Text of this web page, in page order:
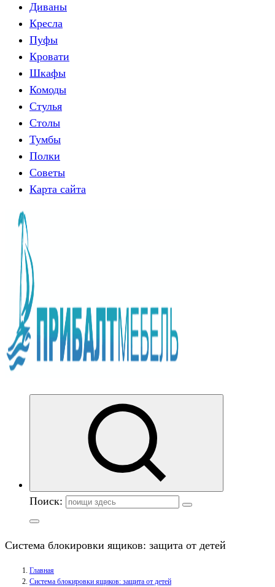
Диваны
Кресла
Пуфы
Кровати
Шкафы
Комоды
Стулья
Столы
Тумбы
Полки
Советы
Карта сайта
Поиск:
Система блокировки ящиков: защита от детей
Главная
Система блокировки ящиков: защита от детей